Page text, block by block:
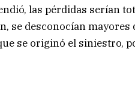
las pérdidas serían
se desconocían
se originó el siniestro,